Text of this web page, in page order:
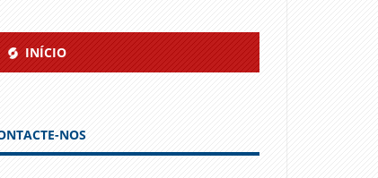
INÍCIO
NOS